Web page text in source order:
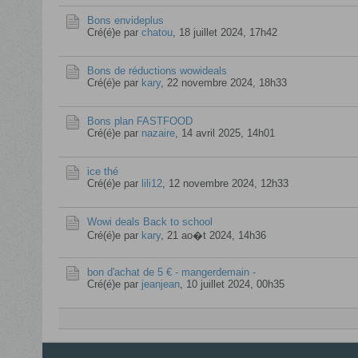
Bons envideplus
Cré(é)e par chatou, 18 juillet 2024, 17h42
Bons de réductions wowideals
Cré(é)e par kary, 22 novembre 2024, 18h33
Bons plan FASTFOOD
Cré(é)e par nazaire, 14 avril 2025, 14h01
ice thé
Cré(é)e par lili12, 12 novembre 2024, 12h33
Wowi deals Back to school
Cré(é)e par kary, 21 ao�t 2024, 14h36
bon d'achat de 5 € - mangerdemain -
Cré(é)e par jeanjean, 10 juillet 2024, 00h35